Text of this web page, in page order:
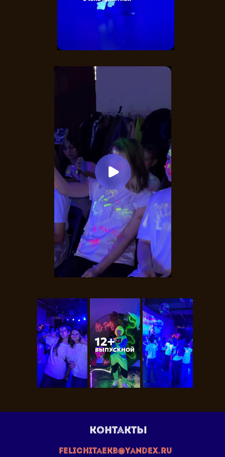
Контакты
felichitaekb@yandex.ru